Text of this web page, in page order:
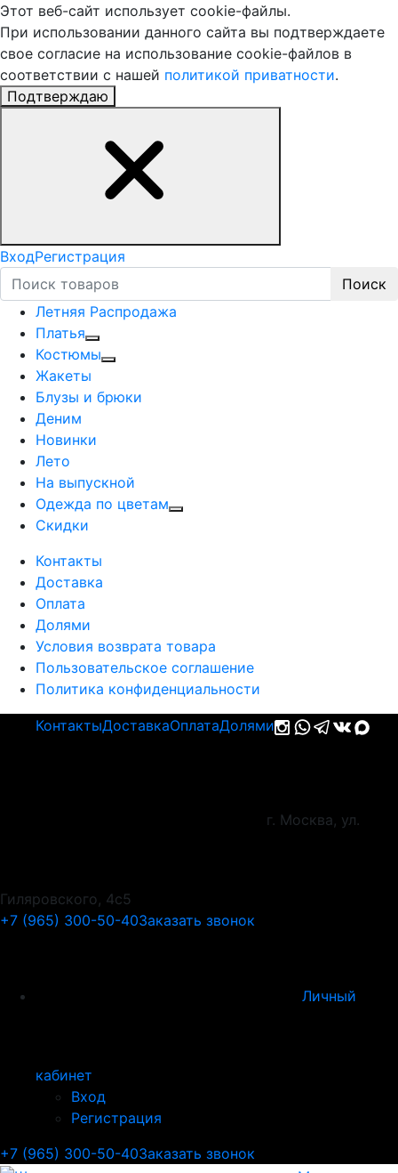
Этот веб-сайт использует cookie-файлы.
При использовании данного сайта вы подтверждаете
свое согласие на использование cookie-файлов в
соответствии с нашей политикой приватности.
Подтверждаю
ВходРегистрация
Поиск
Летняя Распродажа
Платья
Костюмы
Жакеты
Блузы и брюки
Деним
Новинки
Лето
На выпускной
Одежда по цветам
Cкидки
Контакты
Доставка
Оплата
Долями
Условия возврата товара
Пользовательское соглашение
Политика конфиденциальности
КонтактыДоставкаОплатаДолями
г. Москва, ул.
Гиляровского, 4с5
+7 (965) 300-50-40Заказать звонок
Личный
кабинет
Вход
Регистрация
+7 (965) 300-50-40Заказать звонок